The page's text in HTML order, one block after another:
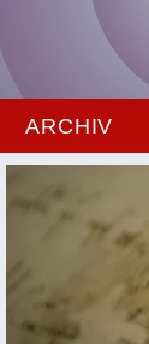
ARCHIV